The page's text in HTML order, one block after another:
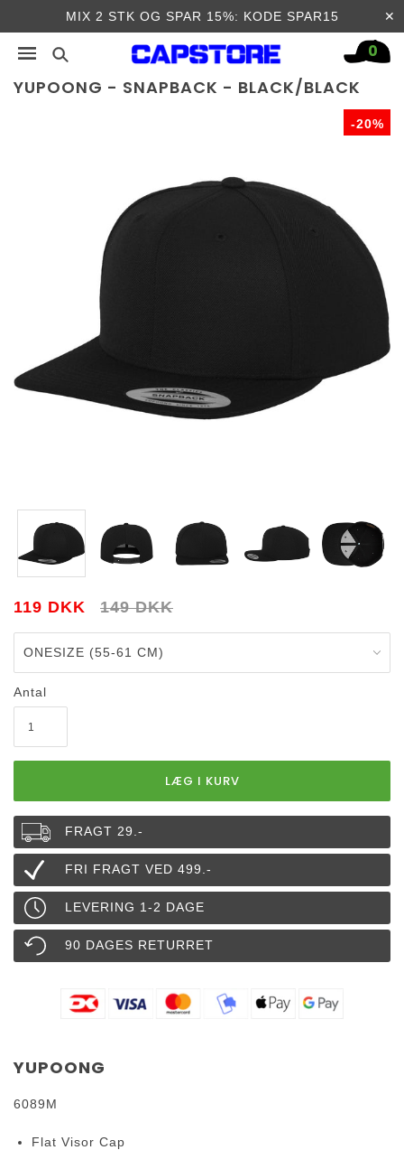
MIX 2 STK OG SPAR 15%: KODE SPAR15 ✕
0
YUPOONG - SNAPBACK - BLACK/BLACK
119 DKK 149 DKK
Antal
FRAGT 29.-
FRI FRAGT VED 499.-
LEVERING 1-2 DAGE
90 DAGES RETURRET
YUPOONG
6089M
Flat Visor Cap
-20%